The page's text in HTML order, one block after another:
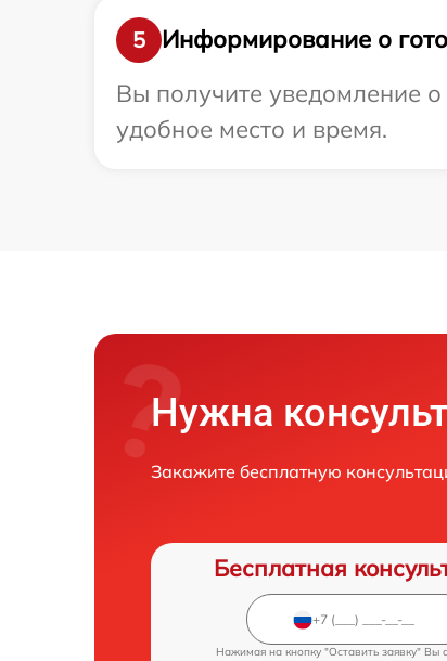
5
Информирование о
Вы получите уведомление
удобное место и время.
Нужна
Закажите бесплатную
Бесплатная
Нажимая на кнопку "Оставить заявку" Вы